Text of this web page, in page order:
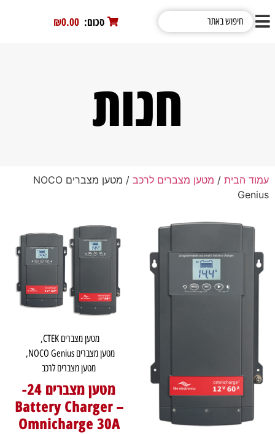
סכום: ₪0.00
חנות
עמוד הבית / מטען מצברים לרכב
/ מטען מצברים NOCO
Genius
מטען מצברים CTEK
,
מטען מצברים NOCO Genius
,
מטען מצברים לרכב
מטען מצברים 24-
Battery Charger –
Omnicharge 30A